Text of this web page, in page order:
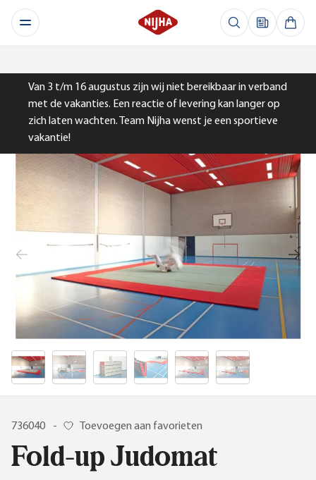
Van 3 t/m 16 augustus zijn wij niet bereikbaar in verband
met de vakanties. Een reactie of levering kan langer op
zich laten wachten. Team Nijha wenst je een sportieve
vakantie!
736040 - Toevoegen aan favorieten
Fold-up Judomat